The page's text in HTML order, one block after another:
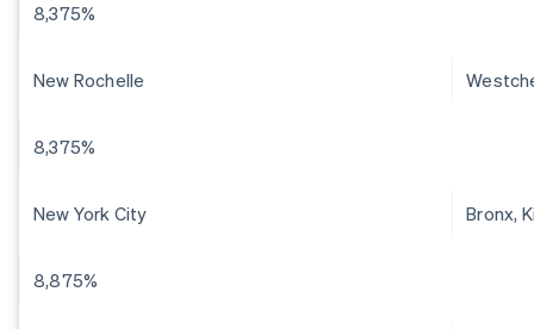
8,375%
New Rochelle
8,375%
New York City Bronx,
8,875%